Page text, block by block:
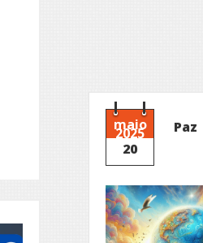
maio
2025
20
Paz